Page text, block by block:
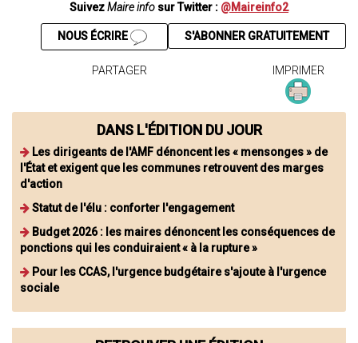
SuivezMaire info sur Twitter : @Maireinfo2
S'ABONNER GRATUITEMENT
NOUS ÉCRIRE
PARTAGER IMPRIMER
DANS L'ÉDITION DU JOUR
Les dirigeants de l'AMF dénoncent les « mensonges » de
l'État et exigent que les communes retrouvent des marges
d'action
Statut de l'élu : conforter l'engagement
Budget 2026 : les maires dénoncent les conséquences de
ponctions qui les conduiraient « à la rupture »
Pour les CCAS, l'urgence budgétaire s'ajoute à l'urgence
sociale